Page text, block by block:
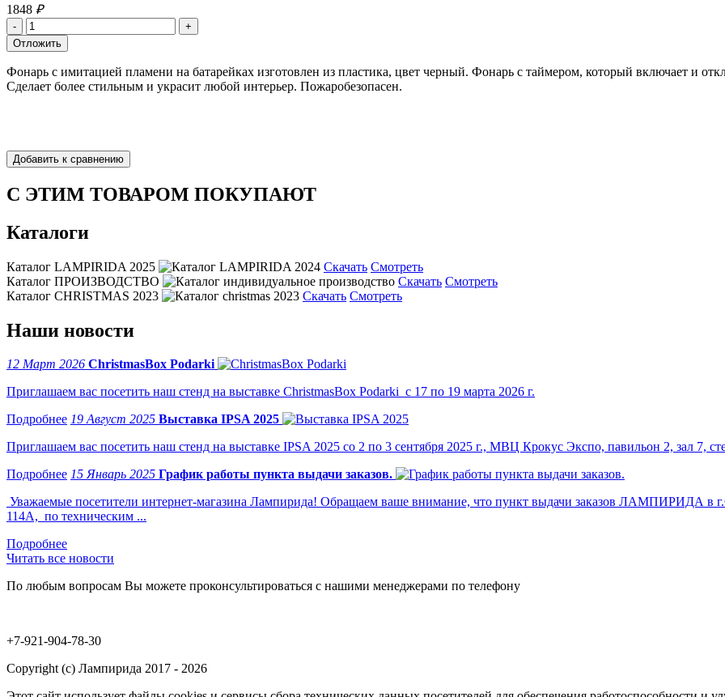
1848 ₽
Фонарь с имитацией пламени на батарейках изготовлен из пластика, цвет черный. Фонарь с таймером, который включает и
Сделает более стильным и украсит любой интерьер. Пожаробезопасен.
С ЭТИМ ТОВАРОМ ПОКУПАЮТ
Каталоги
Каталог LAMPIRIDA 2025 Скачать Смотреть
Каталог ПРОИЗВОДСТВО
Скачать Смотреть
Каталог CHRISTMAS 2023
Скачать Смотреть
Наши новости
12 Март 2026 ChristmasBox Podarki
Приглашаем вас посетить наш стенд на выставке ChristmasBox Podarki с 17 по 19 марта 2026 г.
19 Август 2025 Выставка IPSA 2025
Приглашаем вас посетить наш стенд на выставке IPSA 2025 со 2 по 3 сентября 2025 г., МВЦ Крокус Экспо, павильон 2, зал 7,
15 Январь 2025 График работы пункта выдачи заказов.
Уважаемые посетители интернет-магазина Лампирида! Обращаем ваше внимание, что пункт выдачи заказов ЛАМПИРИДА в
114А, по техническим ...
Читать все новости
По любым вопросам Вы можете проконсультироваться с нашими менеджерами по телефону
+7-921-904-78-30
Copyright (c) Лампирида 2017 - 2026